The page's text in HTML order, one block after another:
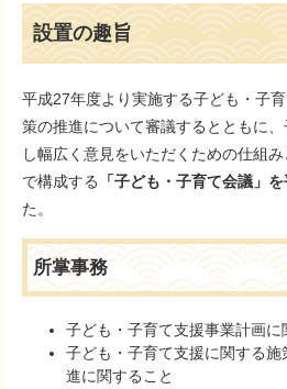
設置の趣旨
平成27年度より実施する子ども・子
策の推進について審議するとともに
し幅広く意見をいただくための仕組
で構成する
「子ども・子育て会議」
た。
所掌事務
子ども・子育て支援事業計画に
子ども・子育て支援に関する
進に関すること